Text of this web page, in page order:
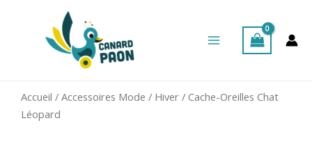
Menu
Accueil / Accessoires Mode / Hiver / Cache-Oreilles Chat
Léopard